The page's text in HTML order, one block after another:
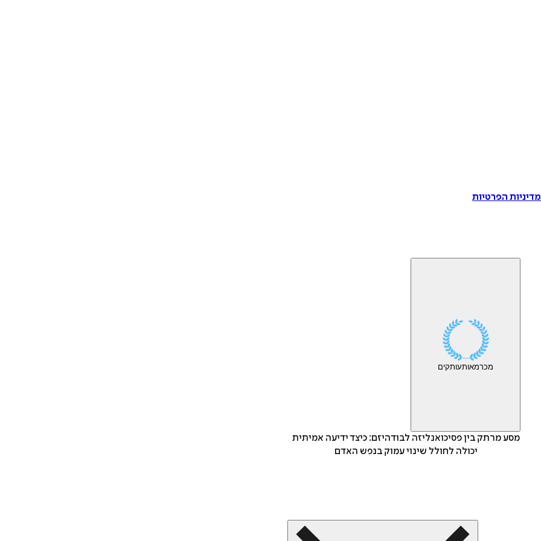
הפרטיות
מכרמאותעותקים
מסע מרתק בין פסיכואנליזה לבודהיזם: כיצד ידיעה אמיתית
יכולה לחולל שינוי עמוק בנפש האדם